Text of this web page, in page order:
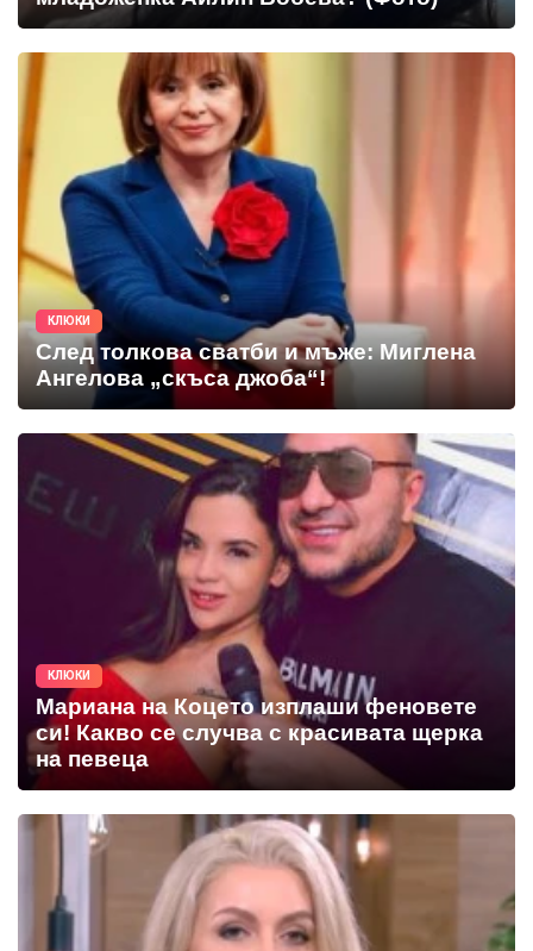
КЛЮКИ
След толкова сватби и мъже: Миглена
Ангелова „скъса джоба“!
КЛЮКИ
Мариана на Коцето изплаши феновете
си! Какво се случва с красивата щерка
на певеца